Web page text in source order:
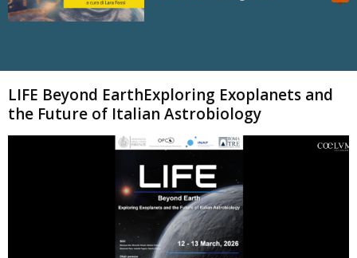
LIFE Beyond EarthExploring Exoplanets and
the Future of Italian Astrobiology